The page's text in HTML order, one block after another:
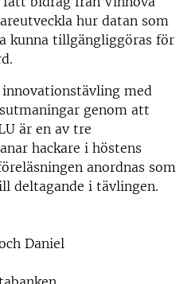
hur datan som
kunna tillgängliggöras för
innovationstävling med
genom att
är en av tre
hackare i höstens
anordnas som
deltagande i tävlingen.
Daniel